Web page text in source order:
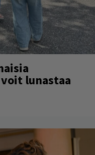
lunastaa